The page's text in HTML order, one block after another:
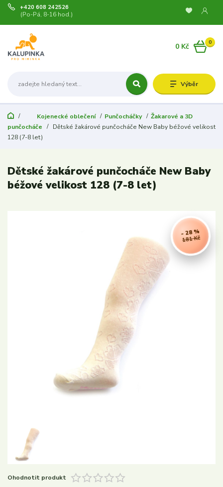
Výběr
+420 608 242526
(Po-Pá, 8-16 hod.)
0
0 Kč
Kojenecké oblečení Punčocháčky
Žakarové a 3D
punčocháče
Dětské žakárové punčocháče New Baby béžové velikost
128 (7-8 let)
Dětské žakárové punčocháče New Baby
béžové velikost 128 (7-8 let)
181 Kč
- 28 %
Ohodnotit produkt